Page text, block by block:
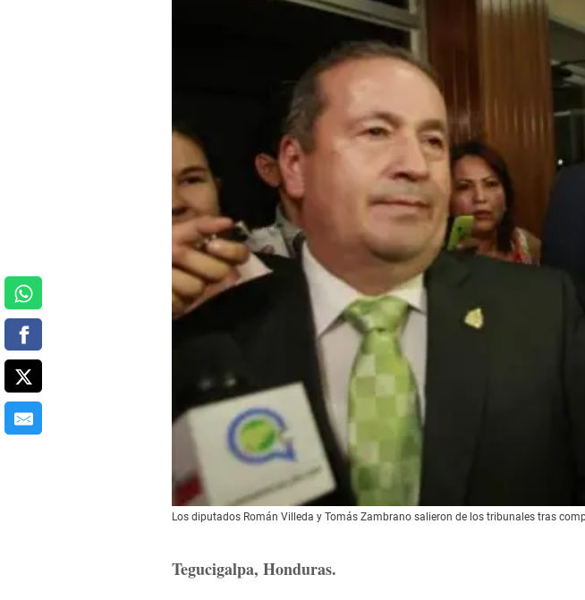
Los diputados Román Villeda y Tomás Zambrano salieron de los tribunales tras
Tegucigalpa, Honduras.